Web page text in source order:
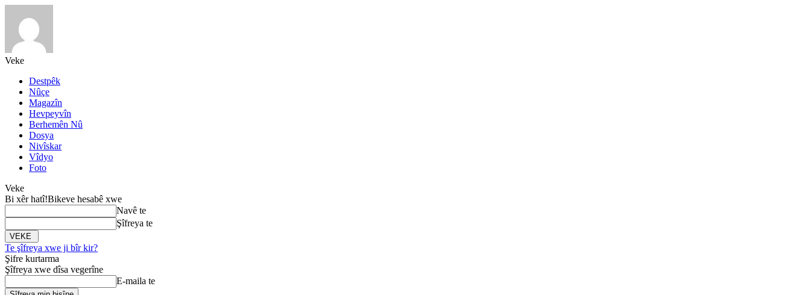
Veke
Destpêk
Nûçe
Magazîn
Hevpeyvîn
Berhemên Nû
Dosya
Nivîskar
Vîdyo
Foto
Veke
Bi xêr hatî!Bikeve hesabê xwe
Navê te
Şîfreya te
Te şîfreya xwe ji bîr kir?
Şifre kurtarma
Şîfreya xwe dîsa vegerîne
E-maila te